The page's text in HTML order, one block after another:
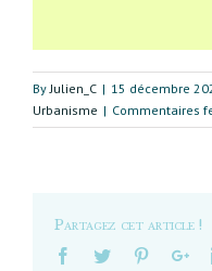
ByJulien_C | 15 décembre
Urbanisme | Commentaires
Partagez cet article !